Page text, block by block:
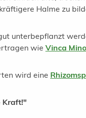
Halme zu
unterbepflanzt
wie Vinca
wird eine
Kraft!"